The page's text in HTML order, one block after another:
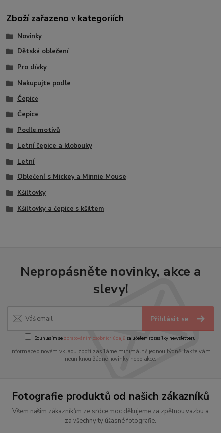
Zboží zařazeno v kategoriích
Novinky
Dětské oblečení
Pro dívky
Nakupujte podle
Čepice
Čepice
Podle motivů
Letní čepice a klobouky
Letní
Oblečení s Mickey a Minnie Mouse
Kšiltovky
Kšiltovky a čepice s kšiltem
Nepropásněte novinky, akce a
slevy!
Přihlásit se
Souhlasím se zpracováním osobních údajůza účelem rozesílky newsletteru.
Informace o novém vkladu zboží zasíláme minimálně jednou týdně, takže vám
neuniknou žádné novinky nebo akce.
Fotografie produktů od našich zákazníků
Všem našim zákazníkům ze srdce moc děkujeme za zpětnou vazbu a
za všechny ty úžasné fotografie.